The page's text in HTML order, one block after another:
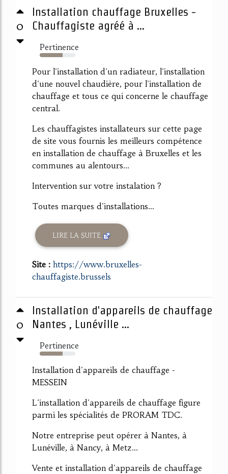
0
Installation chauffage Bruxelles -
Chauffagiste agréé à ...
Pertinence
64%
Pour l'installation d'un radiateur, l'installation
d'une nouvel chaudière, pour l'installation de
chauffage et tous ce qui concerne le chauffage
central.
Les chauffagistes installateurs sur cette page
de site vous fournis les meilleurs compétence
en installation de chauffage à Bruxelles et les
communes au alentours...
Intervention sur votre instalation ?
Toutes marques d'installations...
LIRE LA SUITE
Site : https://www.bruxelles-
chauffagiste.brussels
0
Installation d'appareils de chauffage
Nantes , Lunéville ...
Pertinence
64%
Installation d'appareils de chauffage -
MESSEIN
L'installation d'appareils de chauffage figure
parmi les spécialités de PRORAM TDC.
Notre entreprise peut opérer à Nantes, à
Lunéville, à Nancy, à Metz...
Vente et installation d'appareils de chauffage